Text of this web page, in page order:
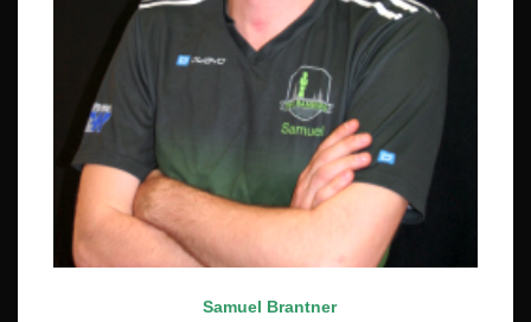
Samuel Brantner